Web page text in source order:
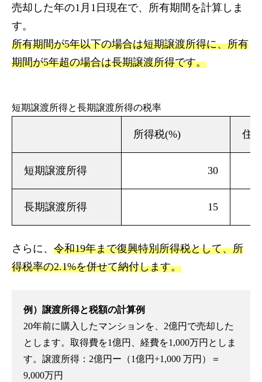
売却した年の1月1日現在で、所有期間を計算しま
す。
所有期間が5年以下の場合は短期譲渡所得に、所有
期間が5年超の場合は長期譲渡所得です。
短期譲渡所得と長期譲渡所得の税率
所得税(%) 住
短期譲渡所得 30
長期譲渡所得 15
さらに、 令和19年まで復興特別所得税として、所
得税率の2.1%を併せて納付します。
例）譲渡所得と税額の計算例
20年前に購入したマンションを、2億円で売却した
とします。取得費を1億円、経費を1,000万円としま
す。譲渡所得：2億円ー（1億円+1,000 万円）＝
9,000万円